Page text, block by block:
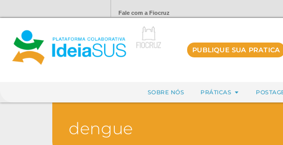
Fale com a Fiocruz
PUBLIQUE SUA PRATICA
SOBRE NÓS PRÁTICAS
dengue